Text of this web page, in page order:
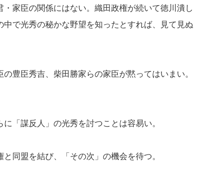
家臣の関係にはない。織田政権が続いて徳川潰し
で光秀の秘かな野望を知ったとすれば、見て見ぬ
豊臣秀吉、柴田勝家らの家臣が黙ってはいまい。
「謀反人」の光秀を討つことは容易い。
同盟を結び、「その次」の機会を待つ。